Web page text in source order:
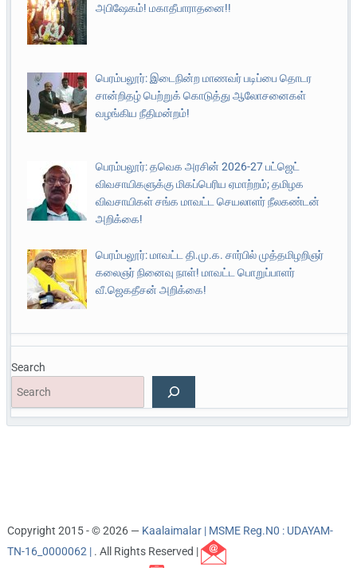
அபிஷேகம்! மகாதீபாராதனை!!
பெரம்பலூர்: இடைநின்ற மாணவர் படிப்பை தொடர
சான்றிதழ் பெற்றுக் கொடுத்து ஆலோசனைகள்
வழங்கிய நீதிமன்றம்!
பெரம்பலூர்: தவெக அரசின் 2026-27 பட்ஜெட்
விவசாயிகளுக்கு மிகப்பெரிய ஏமாற்றம்; தமிழக
விவசாயிகள் சங்க மாவட்ட செயலாளர் நீலகண்டன்
அறிக்கை!
பெரம்பலூர்: மாவட்ட தி.மு.க. சார்பில் முத்தமிழறிஞர்
கலைஞர் நினைவு நாள்! மாவட்ட பொறுப்பாளர்
வீ.ஜெகதீசன் அறிக்கை!
Search
Copyright 2015 - © 2026 — Kaalaimalar | MSME Reg.N0 : UDAYAM-
TN-16_0000062 | . All Rights Reserved |